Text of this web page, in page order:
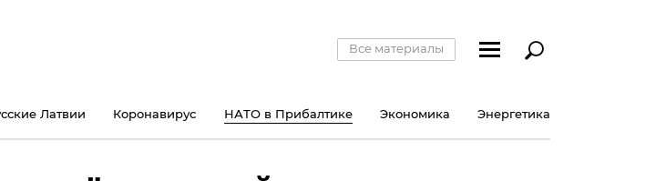
Все материалы
Латвии Коронавирус НАТО в Прибалтике Экономика Энергетика